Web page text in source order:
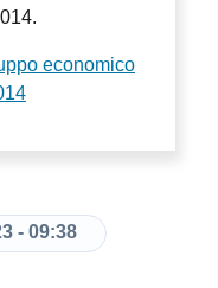
economico
- 09:38